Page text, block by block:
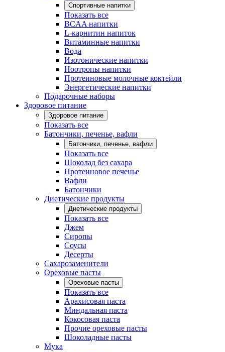
Спортивные напитки
Показать все
BCAA напитки
L-карнитин напиток
Витаминные напитки
Вода
Изотонические напитки
Ноотропы напитки
Протеиновые молочные коктейли
Энергетические напитки
Подарочные наборы
Здоровое питание
Здоровое питание
Показать все
Батончики, печенье, вафли
Батончики, печенье, вафли
Показать все
Шоколад без сахара
Протеиновое печенье
Вафли
Батончики
Диетические продукты
Диетические продукты
Показать все
Джем
Сиропы
Соусы
Десерты
Сахарозаменители
Ореховые пасты
Ореховые пасты
Показать все
Арахисовая паста
Миндальная паста
Кокосовая паста
Прочие ореховые пасты
Шоколадные пасты
Мука